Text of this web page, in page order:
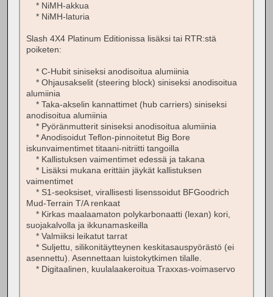
* NiMH-akkua
* NiMH-laturia
Slash 4X4 Platinum Editionissa lisäksi tai RTR:stä
poiketen:
* C-Hubit siniseksi anodisoitua alumiinia
* Ohjausakselit (steering block) siniseksi anodisoitua
alumiinia
* Taka-akselin kannattimet (hub carriers) siniseksi
anodisoitua alumiinia
* Pyöränmutterit siniseksi anodisoitua alumiinia
* Anodisoidut Teflon-pinnoitetut Big Bore
iskunvaimentimet titaani-nitriitti tangoilla
* Kallistuksen vaimentimet edessä ja takana
* Lisäksi mukana erittäin jäykät kallistuksen
vaimentimet
* S1-seoksiset, virallisesti lisenssoidut BFGoodrich
Mud-Terrain T/A renkaat
* Kirkas maalaamaton polykarbonaatti (lexan) kori,
suojakalvolla ja ikkunamaskeilla
* Valmiiksi leikatut tarrat
* Suljettu, silikonitäytteynen keskitasauspyörästö (ei
asennettu). Asennettaan luistokytkimen tilalle.
* Digitaalinen, kuulalaakeroitua Traxxas-voimaservo